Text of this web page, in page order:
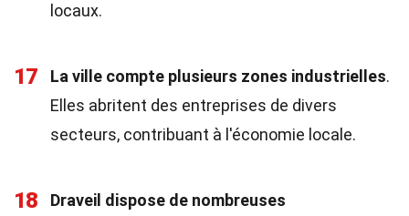
locaux.
17 La ville compte plusieurs zones industrielles.
Elles abritent des entreprises de divers
secteurs, contribuant à l'économie locale.
18
Draveil dispose de nombreuses